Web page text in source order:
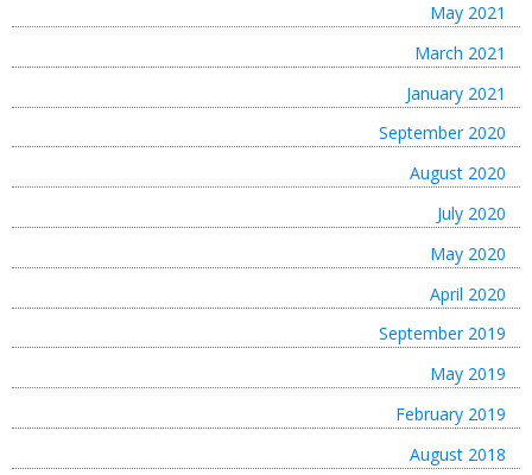
May 2021
March 2021
January 2021
September 2020
August 2020
July 2020
May 2020
April 2020
September 2019
May 2019
February 2019
August 2018